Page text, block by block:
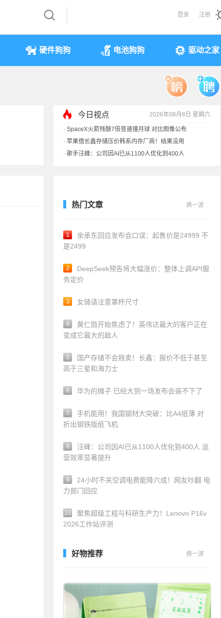
登录 注册
硬件狗狗 电池狗狗 驱动之家
今日视点 2026年08月8日 星期六
·苹果借长鑫存储压价韩系内存厂商！结果没用
歌手汪峰：公司因AI已从1100人优化到400人
索尼旗舰电视上市：115寸、149999元
热门文章 换一波
1
余承东回应发布会口误：起售价是24999 不
是2499
2
DeepSeek预告将大幅涨价：整体上调API服
务定价
3 女骑请注意罩杯尺寸
4
黄仁勋开始焦虑了！英伟达最大的客户正在
变成它最大的敌人
5
国产存储不会贱卖！长鑫：报价不低于甚至
高于三星和海力士
6 华为的摊子 已经大到一场发布会装不下了
7
手机能用！我国钢材大突破：比A4纸薄 对
折出钢铁版纸飞机
8
汪峰：公司因AI已从1100人优化到400人 运
营效率显著提升
9
24小时不关空调电费能降六成！网友吵翻 电
力部门回应
10
聚焦超级工程与科研生产力！Lenovo P16v
2026工作站评测
好物推荐 换一波